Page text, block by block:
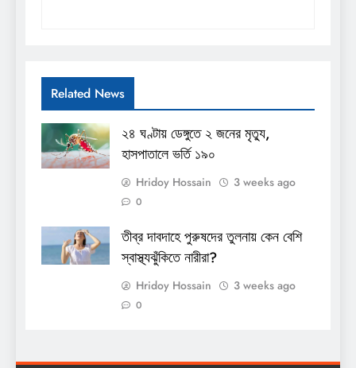
Related News
২৪ ঘণ্টায় ডেঙ্গুতে ২ জনের মৃত্যু,
হাসপাতালে ভর্তি ১৯০
Hridoy Hossain 3 weeks ago
0
তীব্র দাবদাহে পুরুষদের তুলনায় কেন বেশি
স্বাস্থ্যঝুঁকিতে নারীরা?
Hridoy Hossain 3 weeks ago
0